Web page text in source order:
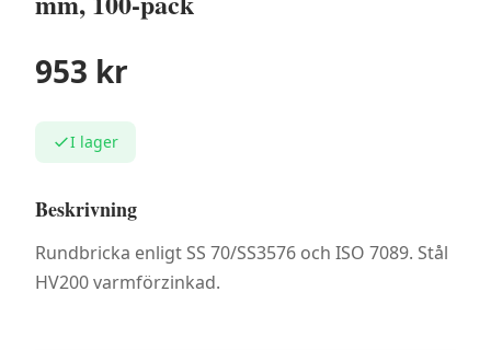
953 kr
I lager
Beskrivning
Rundbricka enligt SS 70/SS3576 och ISO 7089. Stål
HV200 varmförzinkad.